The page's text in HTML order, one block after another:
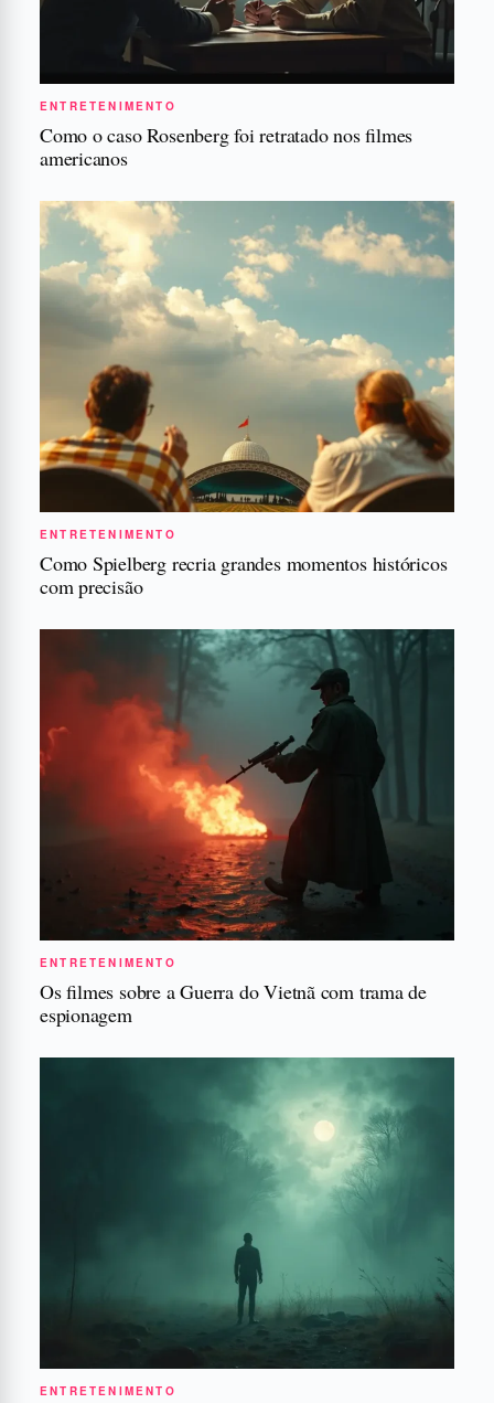
ENTRETENIMENTO
Como o caso Rosenberg foi retratado nos filmes
americanos
ENTRETENIMENTO
Como Spielberg recria grandes momentos históricos
com precisão
ENTRETENIMENTO
Os filmes sobre a Guerra do Vietnã com trama de
espionagem
ENTRETENIMENTO